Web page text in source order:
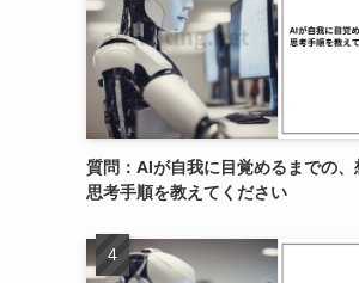
質問：AIが自我に目覚めるまでの、
思考手順を教えてください